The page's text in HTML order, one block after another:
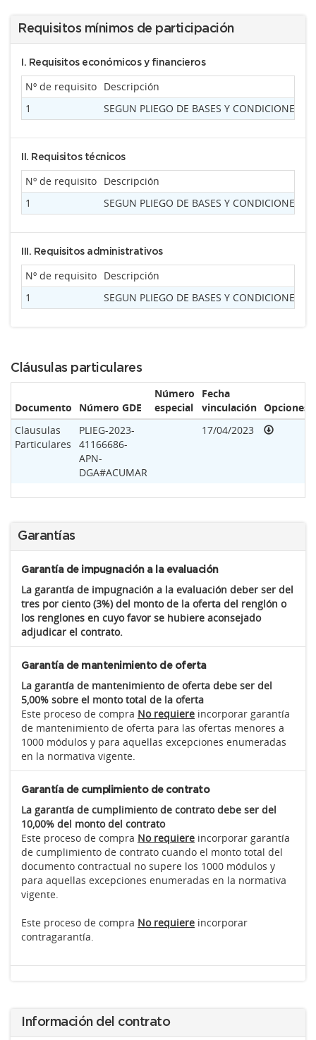
Requisitos mínimos de participación
I. Requisitos económicos y financieros
Nº de requisito Descripción
1
SEGUN PLIEGO DE BASES Y CONDICIONES
II. Requisitos técnicos
Nº de requisito Descripción
1
SEGUN PLIEGO DE BASES Y CONDICIONES
III. Requisitos administrativos
Nº de requisito Descripción
1
SEGUN PLIEGO DE BASES Y CONDICIONES
Cláusulas particulares
Documento Número GDE
Número
especial
Fecha
vinculación Opciones
Clausulas
Particulares
PLIEG-2023-
41166686-
APN-
DGA#ACUMAR
17/04/2023
Garantías
Garantía de impugnación a la evaluación
La garantía de impugnación a la evaluación deber ser del
tres por ciento (3%) del monto de la oferta del renglón o
los renglones en cuyo favor se hubiere aconsejado
adjudicar el contrato.
Garantía de mantenimiento de oferta
La garantía de mantenimiento de oferta debe ser del
5,00% sobre el monto total de la oferta
Este proceso de compra No requiere incorporar garantía
de mantenimiento de oferta para las ofertas menores a
1000 módulos y para aquellas excepciones enumeradas
en la normativa vigente.
Garantía de cumplimiento de contrato
La garantía de cumplimiento de contrato debe ser del
10,00% del monto del contrato
Este proceso de compra No requiere incorporar garantía
de cumplimiento de contrato cuando el monto total del
documento contractual no supere los 1000 módulos y
para aquellas excepciones enumeradas en la normativa
vigente.
Este proceso de compra No requiere incorporar
contragarantía.
Información del contrato